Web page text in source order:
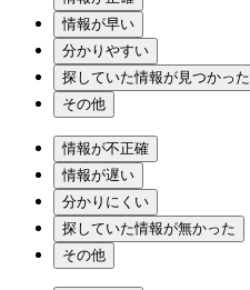
情報が早い
分かりやすい
探していた情報が見つかった
その他
情報が不正確
情報が遅い
分かりにくい
探していた情報が無かった
その他